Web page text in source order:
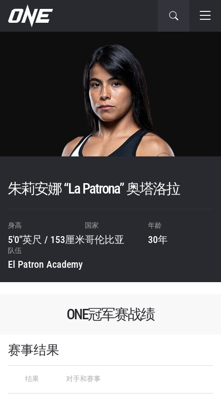
朱莉安娜 “La Patrona” 奥塔洛拉
身高
5'0"英尺 / 153厘米
国家
哥伦比亚
年龄
30年
队伍
El Patron Academy
ONE冠军赛战绩
赛事结果
结果 对手和赛事